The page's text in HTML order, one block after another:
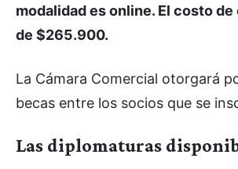
modalidad es online. El costo de
de $265.900.
La Cámara Comercial otorgará
becas entre los socios que se
Las diplomaturas